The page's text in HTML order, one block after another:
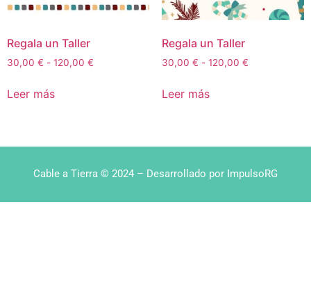
Regala un Taller
30,00 € - 120,00 €
Leer más
Regala un Taller
30,00 € - 120,00 €
Leer más
Cable a Tierra © 2024 – Desarrollado por ImpulsoRG